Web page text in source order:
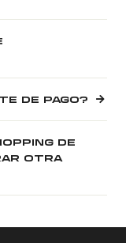
DE PAGO?
DE
OTRA